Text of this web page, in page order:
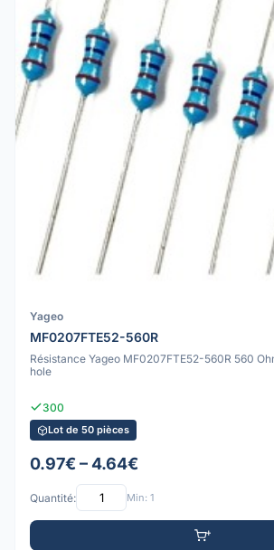
Yageo
MF0207FTE52-560R
Résistance Yageo MF0207FTE52-560R 560
hole
300
Lot de 50 pièces
0.97€ – 4.64€
Quantité: Min: 1